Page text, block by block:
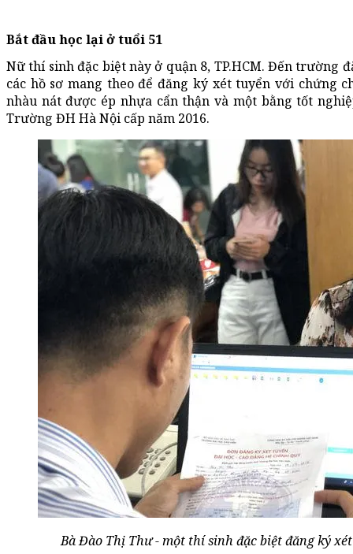
Bắt đầu học lại ở tuổi 51
Nữ thí sinh đặc biệt này ở quận 8, TP.HCM. Đến trường
các hồ sơ mang theo để đăng ký xét tuyển với chứng
nhàu nát được ép nhựa cẩn thận và một bằng tốt
Trường ĐH Hà Nội cấp năm 2016.
Bà Đào Thị Thư - một thí sinh đặc biệt đăng ký